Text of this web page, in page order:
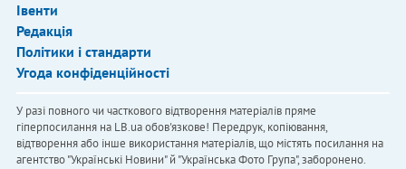
Івенти
Редакція
Політики і стандарти
Угода конфіденційності
У разі повного чи часткового відтворення матеріалів пряме
гіперпосилання на LB.ua обов'язкове! Передрук, копіювання,
відтворення або інше використання матеріалів, що містять посилання на
агентство "Українськi Новини" й "Українська Фото Група", заборонено.